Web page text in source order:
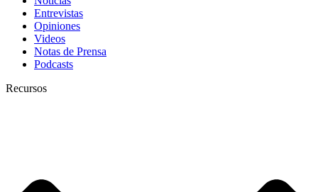
Entrevistas
Opiniones
Videos
Notas de Prensa
Podcasts
Recursos